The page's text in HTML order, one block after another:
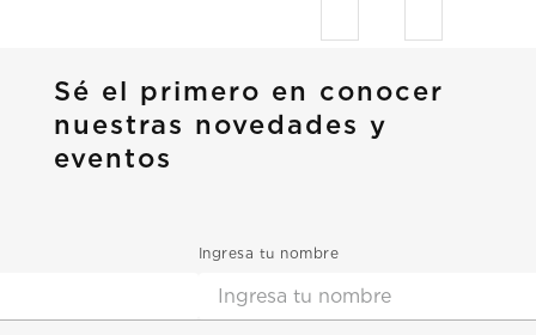
Sé el primero en conocer
nuestras novedades y
eventos
Ingresa tu nombre